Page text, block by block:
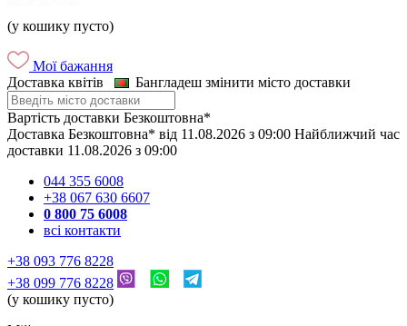
(у кошику пусто)
Мої бажання
Доставка квітів
Бангладеш змінити місто доставки
Вартість доставки Безкоштовна*
Доставка Безкоштовна* від 11.08.2026 з 09:00 Найближчий час
доставки 11.08.2026 з 09:00
044 355 6008
+38 067 630 6607
0 800 75 6008
всі контакти
+38 093 776 8228
+38 099 776 8228
(у кошику пусто)